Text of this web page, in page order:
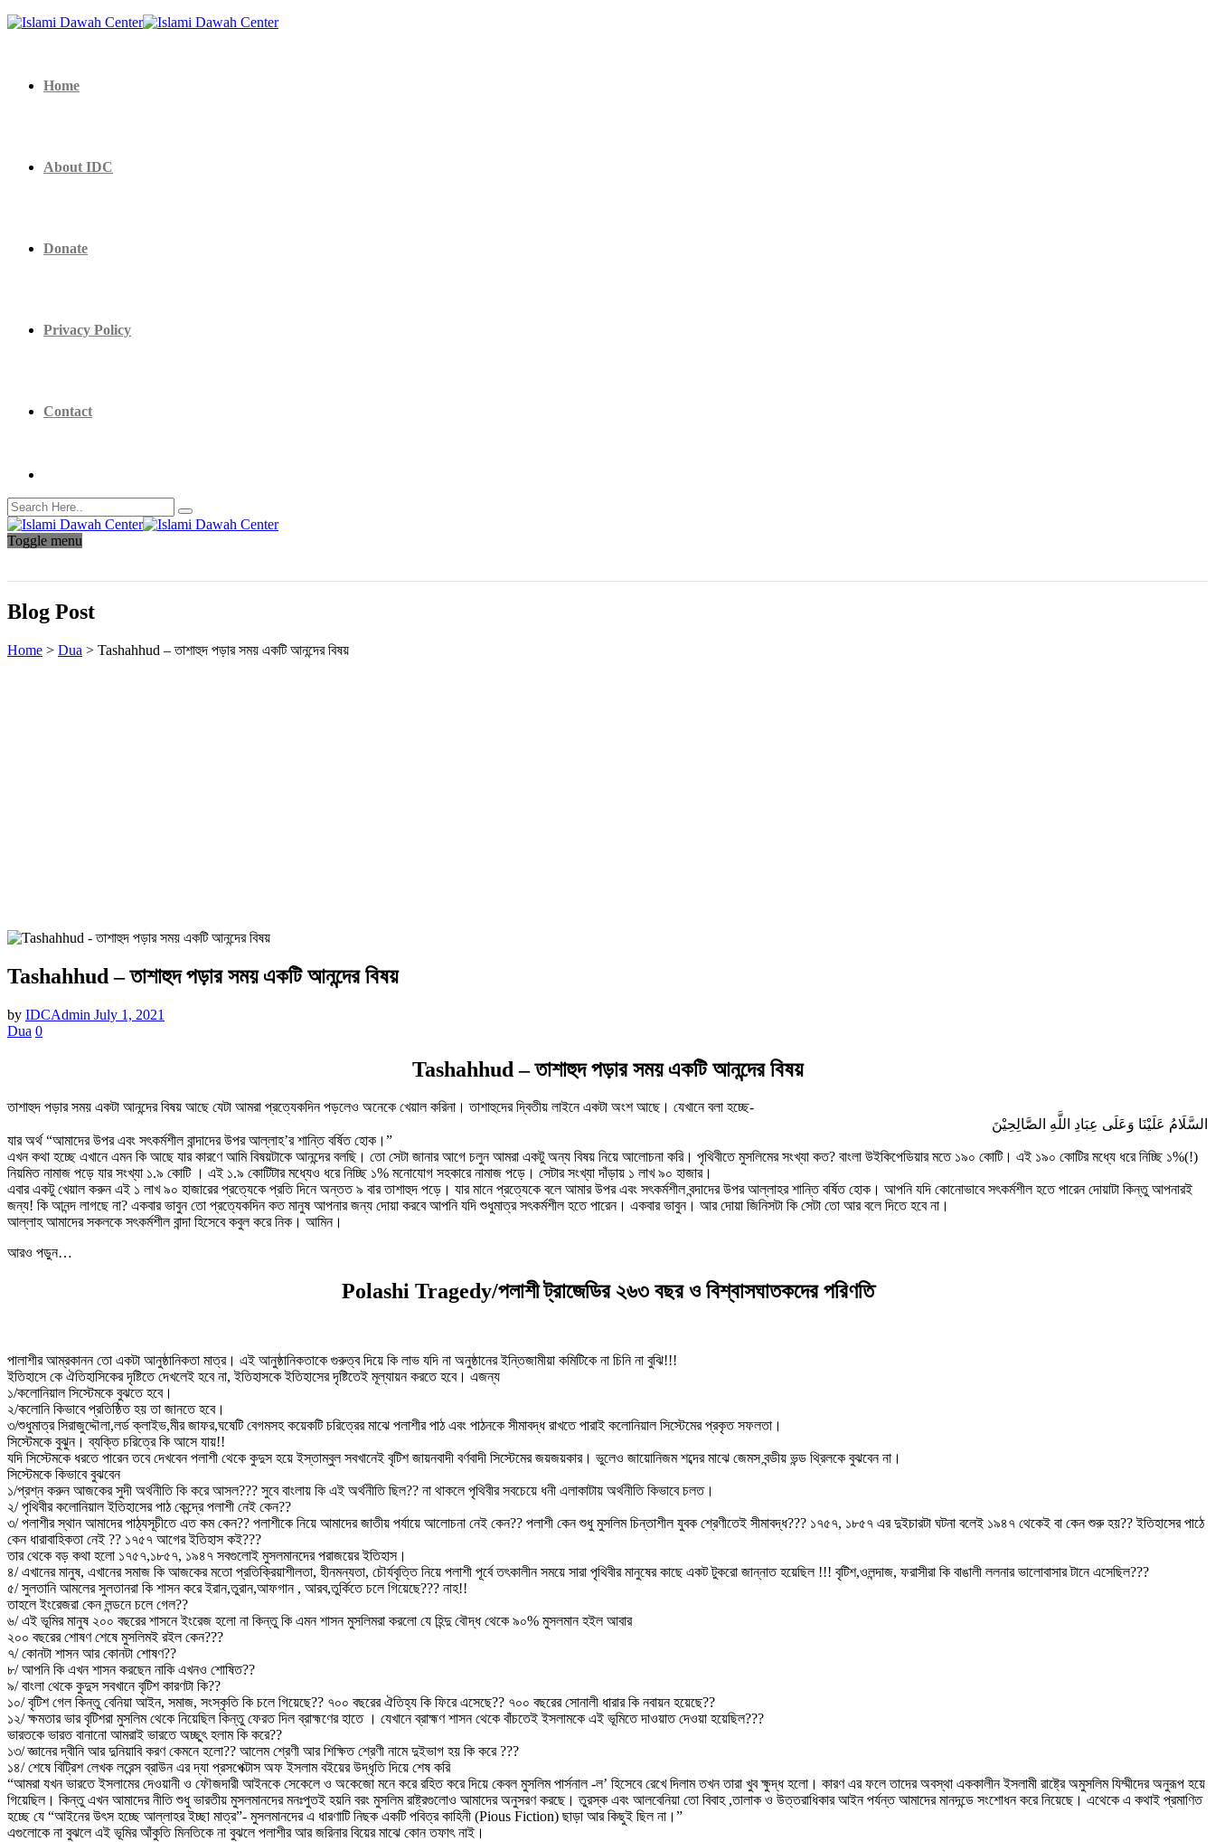
Home
About IDC
Donate
Privacy Policy
Contact
Toggle menu
Blog Post
Home > Dua > Tashahhud – তাশাহুদ পড়ার সময় একটি আনন্দের বিষয়
Tashahhud – তাশাহুদ পড়ার সময় একটি আনন্দের বিষয়
by IDCAdmin July 1, 2021
Dua 0
Tashahhud – তাশাহুদ পড়ার সময় একটি আনন্দের বিষয়
তাশাহুদ পড়ার সময় একটা আনন্দের বিষয় আছে যেটা আমরা প্রত্যেকদিন পড়লেও অনেকে খেয়াল করিনা। তাশাহুদের দ্বিতীয় লাইনে একটা অংশ আছে। যেখানে বলা হচ্ছে-
السَّلَامُ عَلَيْنَا وَعَلَى عِبَادِ اللَّهِ الصَّالِحِيْنَ
যার অর্থ “আমাদের উপর এবং সৎকর্মশীল বান্দাদের উপর আল্লাহ’র শান্তি বর্ষিত হোক।”
এখন কথা হচ্ছে এখানে এমন কি আছে যার কারণে আমি বিষয়টাকে আনন্দের বলছি। তো সেটা জানার আগে চলুন আমরা একটু অন্য বিষয় নিয়ে আলোচনা করি। পৃথিবীতে মুসলিমের সংখ্যা কত? বাংলা উইকিপেডিয়ার মতে ১৯০ কোটি। এই ১৯০ কোটির মধ্যে ধরে নিচ্ছি ১%(!)
নিয়মিত নামাজ পড়ে যার সংখ্যা ১.৯ কোটি । এই ১.৯ কোটিটার মধ্যেও ধরে নিচ্ছি ১% মনোযোগ সহকারে নামাজ পড়ে। সেটার সংখ্যা দাঁড়ায় ১ লাখ ৯০ হাজার।
এবার একটু খেয়াল করুন এই ১ লাখ ৯০ হাজারের প্রত্যেকে প্রতি দিনে অন্তত ৯ বার তাশাহুদ পড়ে। যার মানে প্রত্যেকে বলে আমার উপর এবং সৎকর্মশীল বন্দাদের উপর আল্লাহর শান্তি বর্ষিত হোক। আপনি যদি কোনোভাবে সৎকর্মশীল হতে পারেন দোয়াটা কিন্তু আপনারই
জন্য! কি আনন্দ লাগছে না? একবার ভাবুন তো প্রত্যেকদিন কত মানুষ আপনার জন্য দোয়া করবে আপনি যদি শুধুমাত্র সৎকর্মশীল হতে পারেন। একবার ভাবুন। আর দোয়া জিনিসটা কি সেটা তো আর বলে দিতে হবে না।
আল্লাহ আমাদের সকলকে সৎকর্মশীল বান্দা হিসেবে কবুল করে নিক। আমিন।
আরও পড়ুন…
Polashi Tragedy/পলাশী ট্রাজেডির ২৬৩ বছর ও বিশ্বাসঘাতকদের পরিণতি
পালাশীর আম্রকানন তো একটা আনুষ্ঠানিকতা মাত্র। এই আনুষ্ঠানিকতাকে গুরুত্ব দিয়ে কি লাভ যদি না অনুষ্ঠানের ইন্তিজামীয়া কমিটিকে না চিনি না বুঝি!!!
ইতিহাসে কে ঐতিহাসিকের দৃষ্টিতে দেখলেই হবে না, ইতিহাসকে ইতিহাসের দৃষ্টিতেই মূল্যায়ন করতে হবে। এজন্য
১/কলোনিয়াল সিস্টেমকে বুঝতে হবে।
২/কলোনি কিভাবে প্রতিষ্ঠিত হয় তা জানতে হবে।
৩/শুধুমাত্র সিরাজুদ্দৌলা,লর্ড ক্লাইভ,মীর জাফর,ঘষেটি বেগমসহ কয়েকটি চরিত্রের মাঝে পলাশীর পাঠ এবং পাঠনকে সীমাবদ্ধ রাখতে পারাই কলোনিয়াল সিস্টেমের প্রকৃত সফলতা।
সিস্টেমকে বুঝুন। ব্যক্তি চরিত্রে কি আসে যায়!!
যদি সিস্টেমকে ধরতে পারেন তবে দেখবেন পলাশী থেকে কুদুস হয়ে ইস্তাম্বুল সবখানেই বৃটিশ জায়নবাদী বর্ণবাদী সিস্টেমের জয়জয়কার। ভুলেও জায়োনিজম শব্দের মাঝে জেমস বন্ডীয় ভন্ড থ্রিলকে বুঝবেন না।
সিস্টেমকে কিভাবে বুঝবেন
১/প্রশ্ন করুন আজকের সুদী অর্থনীতি কি করে আসল??? সুবে বাংলায় কি এই অর্থনীতি ছিল?? না থাকলে পৃথিবীর সবচেয়ে ধনী এলাকাটায় অর্থনীতি কিভাবে চলত।
২/ পৃথিবীর কলোনিয়াল ইতিহাসের পাঠ কেন্দ্রে পলাশী নেই কেন??
৩/ পলাশীর স্থান আমাদের পাঠ্যসূচীতে এত কম কেন?? পলাশীকে নিয়ে আমাদের জাতীয় পর্যায়ে আলোচনা নেই কেন?? পলাশী কেন শুধু মুসলিম চিন্তাশীল যুবক শ্রেণীতেই সীমাবদ্ধ??? ১৭৫৭, ১৮৫৭ এর দুইচারটা ঘটনা বলেই ১৯৪৭ থেকেই বা কেন শুরু হয়?? ইতিহাসের পাঠে
কেন ধারাবাহিকতা নেই ?? ১৭৫৭ আগের ইতিহাস কই???
তার থেকে বড় কথা হলো ১৭৫৭,১৮৫৭, ১৯৪৭ সবগুলোই মুসলমানদের পরাজয়ের ইতিহাস।
৪/ এখানের মানুষ, এখানের সমাজ কি আজকের মতো প্রতিক্রিয়াশীলতা, হীনমন্যতা, চৌর্যবৃত্তি নিয়ে পলাশী পূর্বে তৎকালীন সময়ে সারা পৃথিবীর মানুষের কাছে একট টুকরো জান্নাত হয়েছিল !!! বৃটিশ,ওলন্দাজ, ফরাসীরা কি বাঙালী ললনার ভালোবাসার টানে এসেছিল???
৫/ সুলতানি আমলের সুলতানরা কি শাসন করে ইরান,তুরান,আফগান , আরব,তুর্কিতে চলে গিয়েছে??? নাহ!!
তাহলে ইংরেজরা কেন লন্ডনে চলে গেল??
৬/ এই ভূমির মানুষ ২০০ বছরের শাসনে ইংরেজ হলো না কিন্তু কি এমন শাসন মুসলিমরা করলো যে হিন্দু বৌদ্ধ থেকে ৯০% মুসলমান হইল আবার
২০০ বছরের শোষণ শেষে মুসলিমই রইল কেন???
৭/ কোনটা শাসন আর কোনটা শোষণ??
৮/ আপনি কি এখন শাসন করছেন নাকি এখনও শোষিত??
৯/ বাংলা থেকে কুদুস সবখানে বৃটিশ কারণটা কি??
১০/ বৃটিশ গেল কিন্তু বেনিয়া আইন, সমাজ, সংস্কৃতি কি চলে গিয়েছে?? ৭০০ বছরের ঐতিহ্য কি ফিরে এসেছে?? ৭০০ বছরের সোনালী ধারার কি নবায়ন হয়েছে??
১২/ ক্ষমতার ভার বৃটিশরা মুসলিম থেকে নিয়েছিল কিন্তু ফেরত দিল ব্রাহ্মণের হাতে । যেখানে ব্রাহ্মণ শাসন থেকে বাঁচতেই ইসলামকে এই ভূমিতে দাওয়াত দেওয়া হয়েছিল???
ভারতকে ভারত বানানো আমরাই ভারতে অচ্ছুৎ হলাম কি করে??
১৩/ জ্ঞানের দ্বীনি আর দুনিয়াবি করণ কেমনে হলো?? আলেম শ্রেণী আর শিক্ষিত শ্রেণী নামে দুইভাগ হয় কি করে ???
১৪/ শেষে বিট্রিশ লেখক লরেন্স ব্রাউন এর দ্যা প্রসপেক্টাস অফ ইসলাম বইয়ের উদ্ধৃতি দিয়ে শেষ করি
“আমরা যখন ভারতে ইসলামের দেওয়ানী ও ফৌজদারী আইনকে সেকেলে ও অকেজো মনে করে রহিত করে দিয়ে কেবল মুসলিম পার্সনাল -ল’ হিসেবে রেখে দিলাম তখন তারা খুব ক্ষুদ্ধ হলো। কারণ এর ফলে তাদের অবস্থা এককালীন ইসলামী রাষ্ট্রে অমুসলিম যিম্মীদের অনুরূপ হয়ে
গিয়েছিল। কিন্তু এখন আমাদের নীতি শুধু ভারতীয় মুসলমানদের মনঃপুতই হয়নি বরং মুসলিম রাষ্ট্রগুলোও আমাদের অনুসরণ করছে। তুরস্ক এবং আলবেনিয়া তো বিবাহ ,তালাক ও উত্তরাধিকার আইন পর্যন্ত আমাদের মানদন্ডে সংশোধন করে নিয়েছে। এথেকে এ কথাই প্রমাণিত
হচ্ছে যে “আইনের উৎস হচ্ছে আল্লাহর ইচ্ছা মাত্র”- মুসলমানদের এ ধারণাটি নিছক একটি পবিত্র কাহিনী (Pious Fiction) ছাড়া আর কিছুই ছিল না।”
এগুলোকে না বুঝলে এই ভূমির আঁকুতি মিনতিকে না বুঝলে পলাশীর আর জরিনার বিয়ের মাঝে কোন তফাৎ নাই।